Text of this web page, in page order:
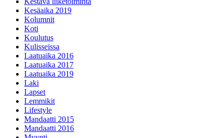
Kesäaika 2019
Kolumnit
Koti
Koulutus
Kulisseissa
Laatuaika 2016
Laatuaika 2017
Laatuaika 2019
Laki
Lapset
Lemmikit
Lifestyle
Mandaatti 2015
Mandaatti 2016